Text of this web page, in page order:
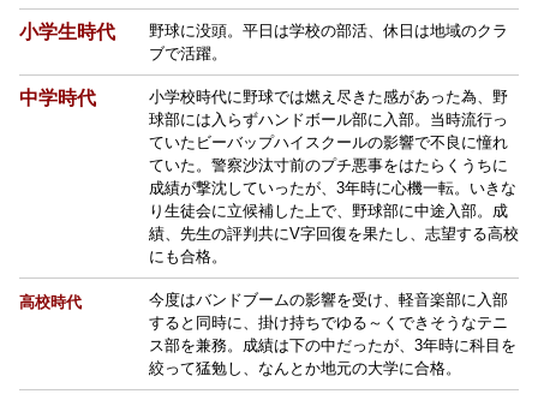
小学生時代
野球に没頭。平日は学校の部活、休日は地域のクラ
ブで活躍。
中学時代
小学校時代に野球では燃え尽きた感があった為、野
球部には入らずハンドボール部に入部。当時流行っ
ていたビーバップハイスクールの影響で不良に憧れ
ていた。警察沙汰寸前のプチ悪事をはたらくうちに
成績が撃沈していったが、3年時に心機一転。いきな
り生徒会に立候補した上で、野球部に中途入部。成
績、先生の評判共にV字回復を果たし、志望する高校
にも合格。
高校時代
今度はバンドブームの影響を受け、軽音楽部に入部
すると同時に、掛け持ちでゆる～くできそうなテニ
ス部を兼務。成績は下の中だったが、3年時に科目を
絞って猛勉し、なんとか地元の大学に合格。